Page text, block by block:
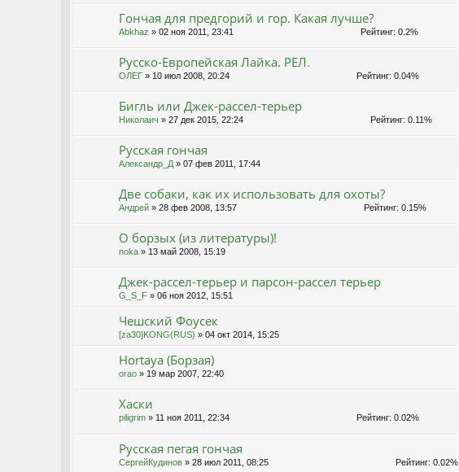
Гончая для предгорий и гор. Какая лучше?
Abkhaz » 02 ноя 2011, 23:41 Рейтинг: 0.2%
Русско-Европейская Лайка. РЕЛ.
ОЛЕГ» 10 июл 2008, 20:24 Рейтинг: 0.04%
Бигль или Джек-рассел-терьер
Николаич » 27 дек 2015, 22:24 Рейтинг: 0.11%
Русская гончая
Александр_Д» 07 фев 2011, 17:44
Две собаки, как их использовать для охоты?
Андрей» 28 фев 2008, 13:57 Рейтинг: 0.15%
О борзых (из литературы)!
noka» 13 май 2008, 15:19
Джек-рассел-терьер и парсон-рассел терьер
G_S_F» 06 ноя 2012, 15:51
Чешский Фоусек
[za30]KONG(RUS) » 04 окт 2014, 15:25
Hortaya (Борзая)
orao» 19 мар 2007, 22:40
Хаски
piligrim» 11 ноя 2011, 22:34 Рейтинг: 0.02%
Русская пегая гончая
СергейКудинов» 28 июл 2011, 08:25 Рейтинг: 0.02%